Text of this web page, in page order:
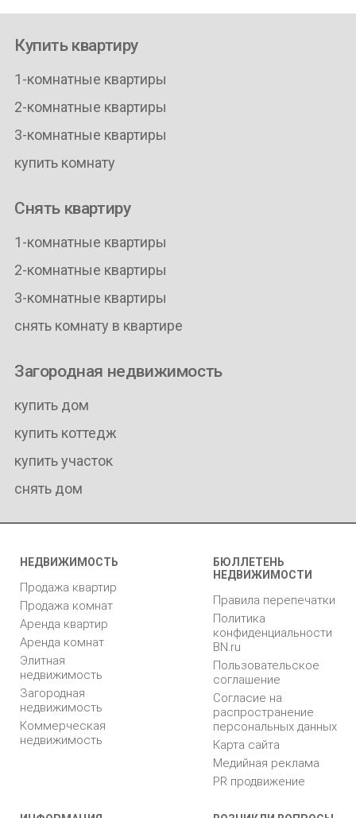
Купить квартиру
1-комнатные квартиры
2-комнатные квартиры
3-комнатные квартиры
купить комнату
Снять квартиру
1-комнатные квартиры
2-комнатные квартиры
3-комнатные квартиры
снять комнату в квартире
Загородная недвижимость
купить дом
купить коттедж
купить участок
снять дом
НЕДВИЖИМОСТЬ
Продажа квартир
Продажа комнат
Аренда квартир
Аренда комнат
Элитная
недвижимость
Загородная
недвижимость
Коммерческая
недвижимость
БЮЛЛЕТЕНЬ
НЕДВИЖИМОСТИ
Правила перепечатки
Политика
конфиденциальности
BN.ru
Пользовательское
соглашение
Согласие на
распространение
персональных данных
Карта сайта
Медийная реклама
PR продвижение